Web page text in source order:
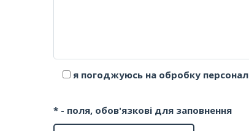
я погоджуюсь на обробку
* - поля, обов'язкові для заповнення